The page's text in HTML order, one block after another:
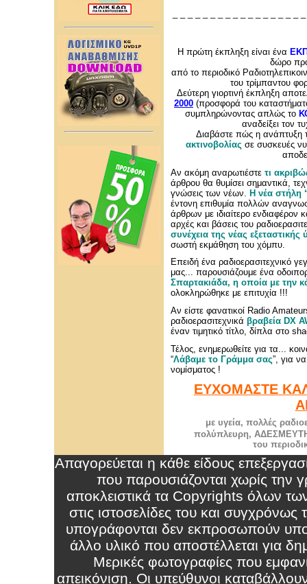
Η πρώτη έκπληξη είναι ένα
δώρο
από το περιοδικό
του τρίμπαντου
Δεύτερη γιορτινή έκπληξη
2000 (προσφορά του
συμπληρώνοντας απλώς το
αναδείξει τον
Διαβάστε πώς η ανάπτυξη
ακτινοβολίας σε συσκευές
Αν ακόμη αναρωτιέστε τι
άρθρου θα θυμίσει σημαντικά,
γνώσεις των νέων. Η νέα στήλη
έντονη επιθυμία πολλών
άρθρων με ιδιαίτερο ενδιαφέρον
αρχές και βάσεις του
συνέχεια της νέας εξεταστικής
σωστή εκμάθηση του χόμπυ.
Επειδή ένα ραδιοερασιτεχνικό
μας... παρουσιάζουμε ένα
Σπαρτακιάδα, η οποία με την
ολοκληρώθηκε με επιτυχία !!!
Αν είστε φανατικοί Radio
ραδιοερασιτεχνικά βραβεία DX
έναν τιμητικό τίτλο, δίπλα στο
Τέλος, ενημερωθείτε για τα...
“Λάβαμε το Γράμμα σας”, για
νομίσματος !
ΕΥΧΟΜΑΣΤΕ
με υγεία, πολλές
πολύπλευρη, ΑΔΕΣΜΕΥΤΗ
του
Απαγορεύεται η κάθε είδους
που παρουσιάζονται χωρίς την
αποκλειστικά τα Copyrights όλων
στις ιστοσελίδες του και
υπογράφονται δεν εκπροσωπούν
άλλο υλικό που αποστέλλεται για
Μερικές φωτογραφίες που
απεικόνιση. Οι υπεύθυνοι